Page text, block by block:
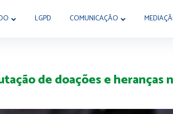
LGPD COMUNICAÇÃO
de doações e